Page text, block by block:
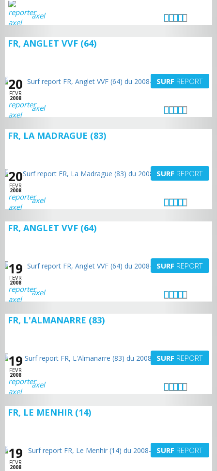
axel
FR, ANGLET VVF (64)
20
FEVR
2008
SURF REPORT
axel
FR, LA MADRAGUE (83)
20
FEVR
2008
SURF REPORT
axel
FR, ANGLET VVF (64)
19
FEVR
2008
SURF REPORT
axel
FR, L'ALMANARRE (83)
19
FEVR
2008
SURF REPORT
axel
FR, LE MENHIR (14)
19
FEVR
2008
SURF REPORT